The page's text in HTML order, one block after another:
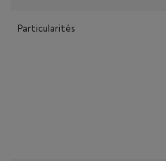
Particularités